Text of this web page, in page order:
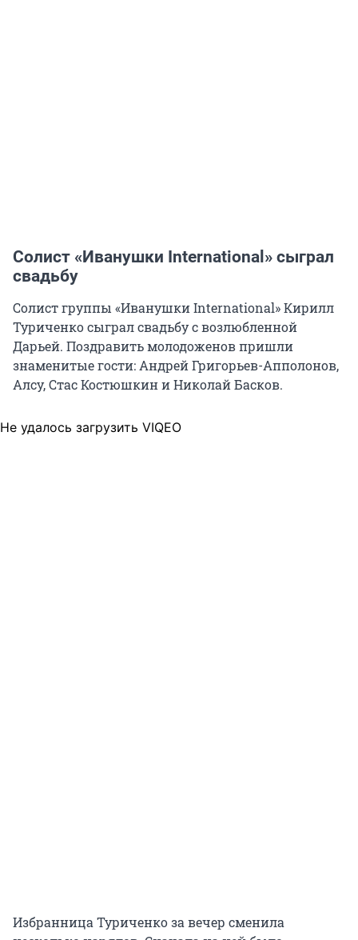
Солист «Иванушки International» сыграл
свадьбу
Солист группы «Иванушки International» Кирилл
Туриченко сыграл свадьбу с возлюбленной
Дарьей. Поздравить молодоженов пришли
знаменитые гости: Андрей Григорьев-Апполонов,
Алсу, Стас Костюшкин и Николай Басков.
Не удалось загрузить VIQEO
Избранница Туриченко за вечер сменила